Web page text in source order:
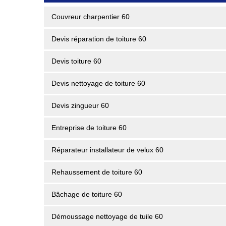
Couvreur charpentier 60
Devis réparation de toiture 60
Devis toiture 60
Devis nettoyage de toiture 60
Devis zingueur 60
Entreprise de toiture 60
Réparateur installateur de velux 60
Rehaussement de toiture 60
Bâchage de toiture 60
Démoussage nettoyage de tuile 60